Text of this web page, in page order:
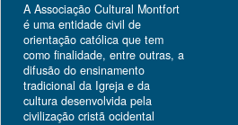
A Associação Cultural Montfort
é uma entidade civil de
orientação católica que tem
como finalidade, entre outras, a
difusão do ensinamento
tradicional da Igreja e da
cultura desenvolvida pela
civilização cristã ocidental